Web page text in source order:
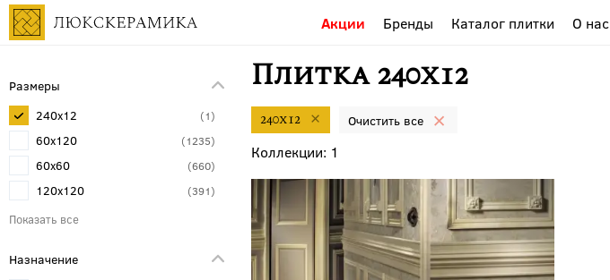
Акции Бренды Каталог плитки О нас
Размеры
240x12 1
60x120 1235
60x60 660
120x120 391
30x30
80x80
Назначение
Плитка 240x12
240x12
1